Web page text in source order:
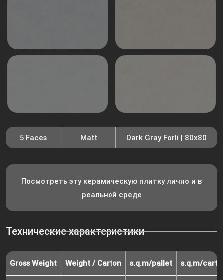
5 Faces Matt Dark Gray Forli | 80x80
Посмотреть эту керамическую плитку лично и в
реальной среде
Технические характеристики
Gross Weight Weight / Carton s.q.m/pallet s.q.m/